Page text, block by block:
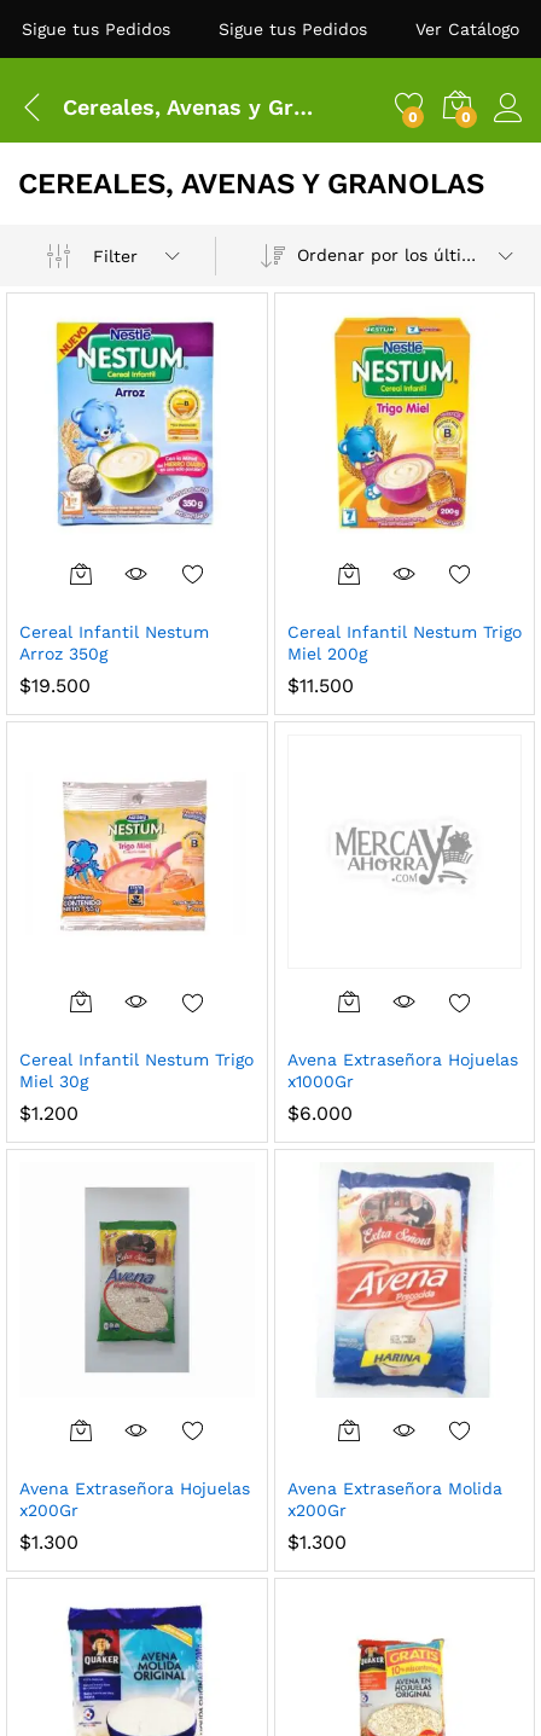
Sigue tus Pedidos Sigue tus Pedidos Ver Catálogo
Cereales, Avenas y Granolas 0 0
CEREALES, AVENAS Y GRANOLAS
Filter Ordenar por los últimos
Cereal Infantil Nestum
Arroz 350g
$19.500
Cereal Infantil Nestum Trigo
Miel 200g
$11.500
Cereal Infantil Nestum Trigo
Miel 30g
$1.200
Avena Extraseñora Hojuelas
x1000Gr
$6.000
Avena Extraseñora Hojuelas
x200Gr
$1.300
Avena Extraseñora Molida
x200Gr
$1.300